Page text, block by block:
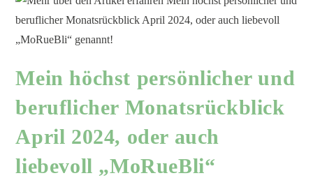
Mein höchst persönlicher und
beruflicher Monatsrückblick
April 2024, oder auch
liebevoll „MoRueBli“